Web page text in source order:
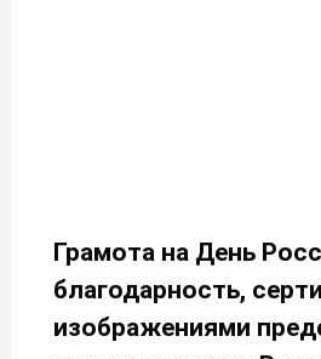
Грамота на День
благодарность,
изображениями